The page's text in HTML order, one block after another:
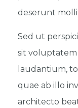
deserunt
Sed ut
sit
laudantium,
quae ab illo
architecto